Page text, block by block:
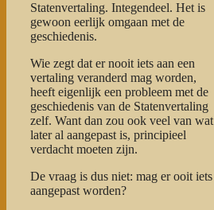
Statenvertaling. Integendeel. Het is
gewoon eerlijk omgaan met de
geschiedenis.
Wie zegt dat er nooit iets aan een
vertaling veranderd mag worden,
heeft eigenlijk een probleem met de
geschiedenis van de Statenvertaling
zelf. Want dan zou ook veel van wat
later al aangepast is, principieel
verdacht moeten zijn.
De vraag is dus niet: mag er ooit iets
aangepast worden?